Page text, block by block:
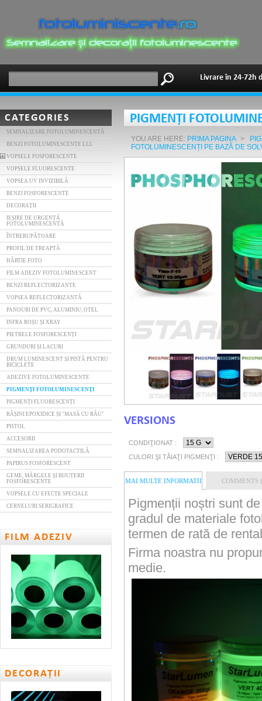
Livrare în 24-72h
CATEGORIES
SEMNALIZARE FOTOLUMINESCENTĂ
BENZI FOTOLUMINESCENTE LLL
VOPSELE FOSFORESCENTE
VOPSELE FLUORESCENTE
VOPSEA UV INVIZIBILĂ
BENZI FOSFORESCENTE
DECORAȚII
IEȘIRE DE URGENȚĂ
FOTOLUMINESCENTĂ
ÎNTRERUPĂTOARE
PROFIL DE TREAPTĂ
HÂRTIE FOTO
FILM ADEZIV FOTOLUMINESCENT
BENZI REFLECTORIZANTE
VOPSEA REFLECTORIZANTĂ
PANOURI DE PVC, ALUMINIU, OTEL
INFRA ROȘU ȘI XRAY
PIETRELE FOSFORESCENȚI
GRUNDURI ȘI LACURI
DRUM LUMINESCENT ȘI PISTĂ PENTRU
BICICLETE
ADEZIVE FOTOLUMINESCENTE
PIGMENȚI FOTOLUMINESCENȚI
PIGMENȚI FLUORESCENȚI
RĂȘINI EPOXIDICE ȘI "MASĂ CU RÂU"
PISTOL
ACCESORII
SEMNALIZAREA PODOTACTILĂ
PAPIRUS FOSFORESCENT
GEME, MĂRGELE ȘI BIJUTERII
FOSFORESCENTE
VOPSELE CU EFECTE SPECIALE
CERNELURI SERIGRAFICE
FILM ADEZIV
DECORAȚII
PIGMENȚI
YOU ARE HERE: PRIMA PAGINA >
FOTOLUMINESCENȚI PE BAZĂ DE
VERSIONS
CONDIŢIONAT :
CULORI ŞI TĂIAŢI PIGMENŢI :
MAI MULTE INFORMATII COMMENTS
Pigmenții noștri sunt
gradul de materiale
termen de rată de
Firma noastra nu
medie.